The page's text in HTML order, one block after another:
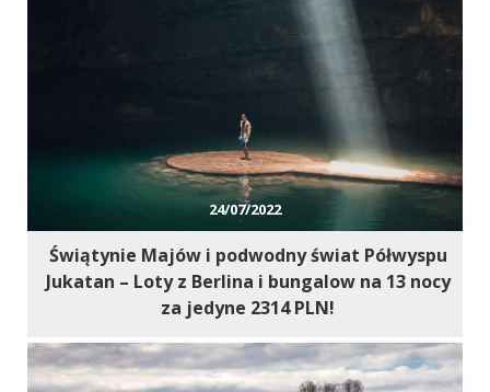
24/07/2022
Świątynie Majów i podwodny świat Półwyspu
Jukatan – Loty z Berlina i bungalow na 13 nocy
za jedyne 2314 PLN!